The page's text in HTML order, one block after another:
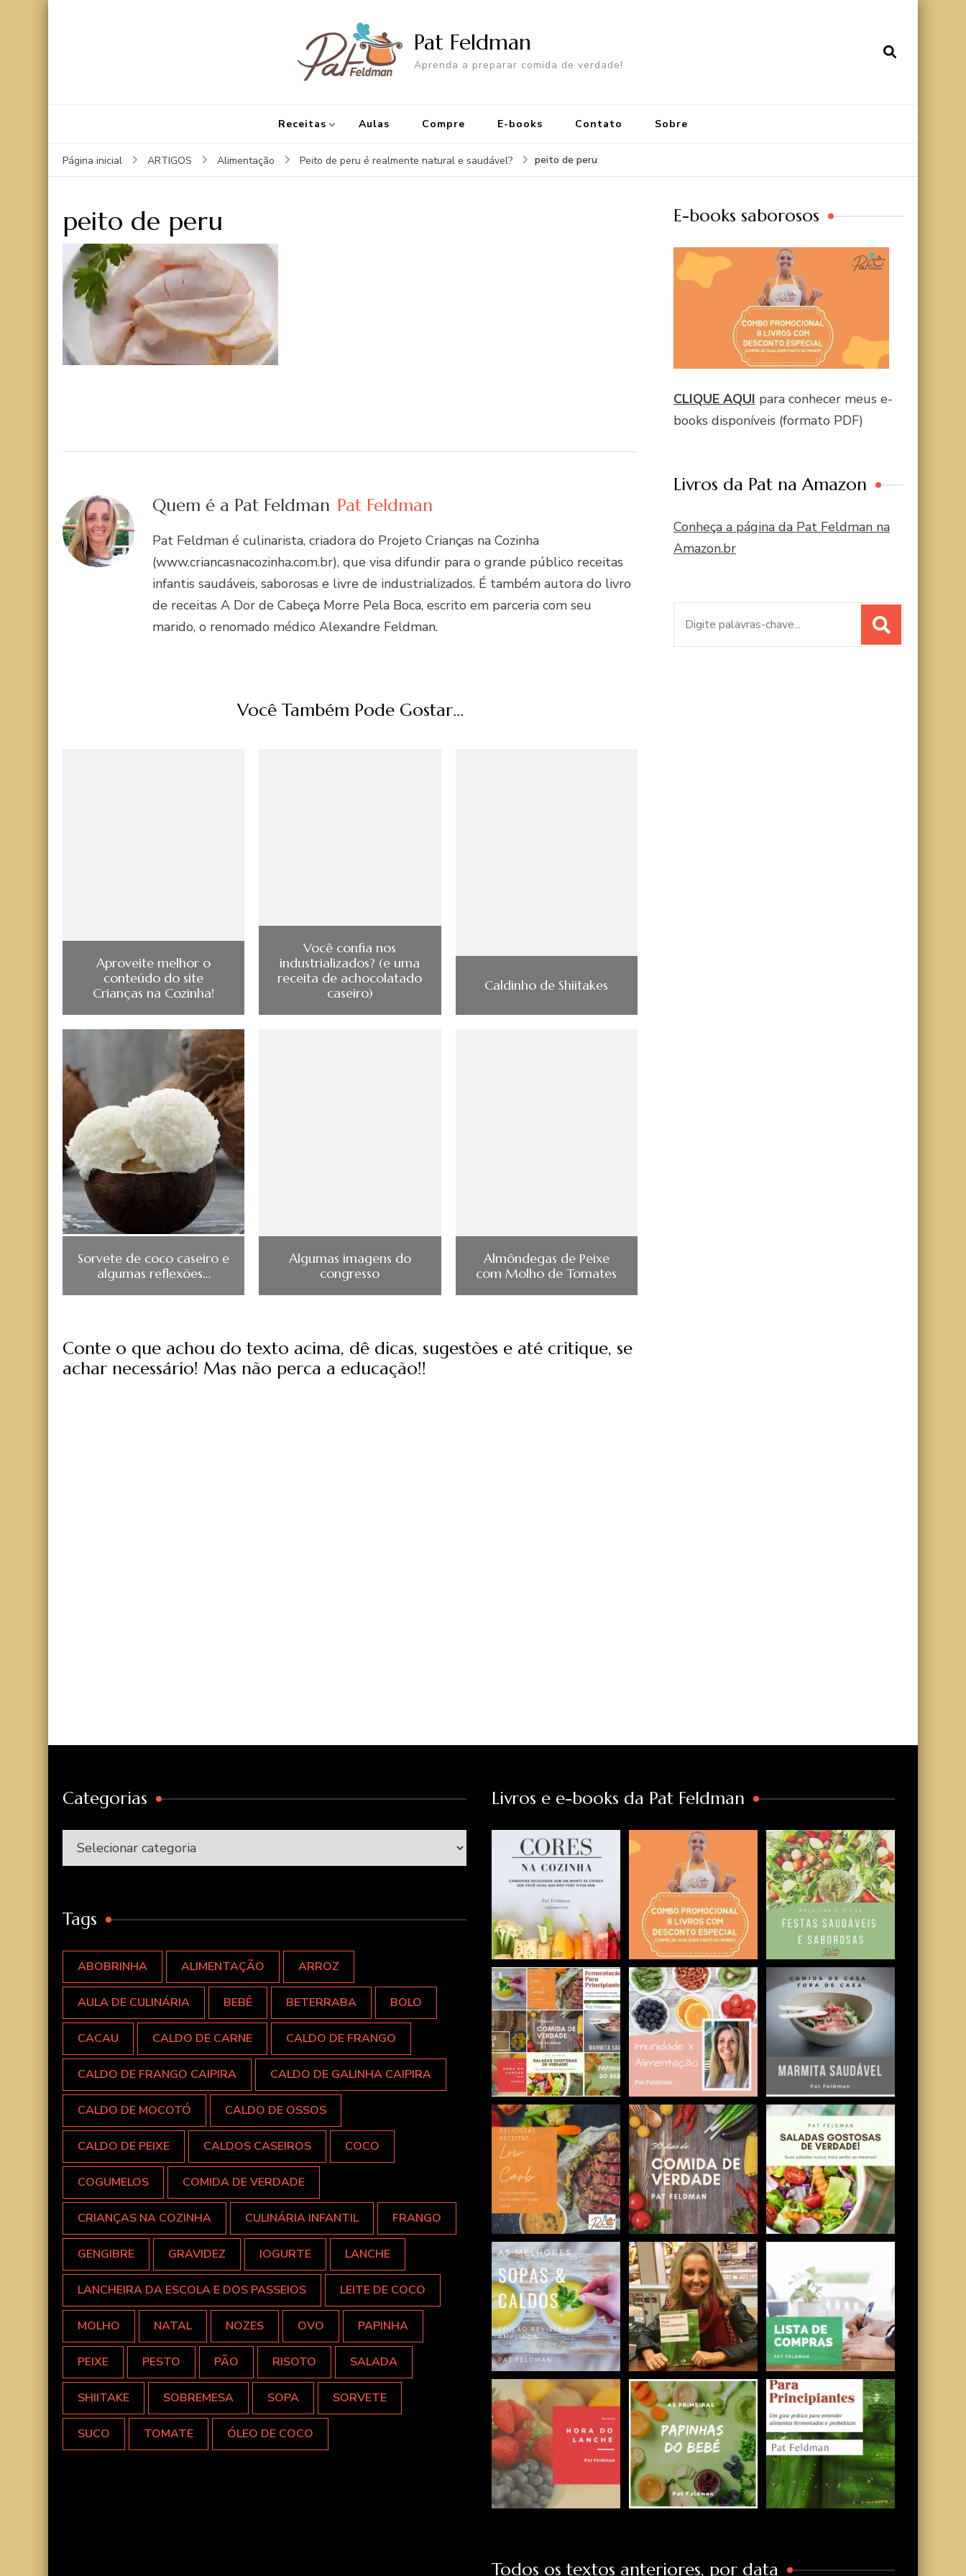
Pat Feldman
Aprenda a preparar comida de verdade!
Receitas Aulas Compre E-books Contato Sobre
Página inicial ARTIGOS Alimentação Peito de peru é realmente natural e saudável? peito de peru
peito de peru
Quem é a Pat Feldman Pat Feldman
Pat Feldman é culinarista, criadora do Projeto Crianças na Cozinha
(www.criancasnacozinha.com.br), que visa difundir para o grande público receitas
infantis saudáveis, saborosas e livre de industrializados. É também autora do livro
de receitas A Dor de Cabeça Morre Pela Boca, escrito em parceria com seu
marido, o renomado médico Alexandre Feldman.
Você Também Pode Gostar...
Aproveite melhor o
conteúdo do site
Crianças na Cozinha!
Você confia nos
industrializados? (e uma
receita de achocolatado
caseiro)
Caldinho de Shiitakes
Sorvete de coco caseiro e
algumas reflexões…
Algumas imagens do
congresso
Almôndegas de Peixe
com Molho de Tomates
Conte o que achou do texto acima, dê dicas, sugestões e até critique, se
achar necessário! Mas não perca a educação!!
E-books saborosos
CLIQUE AQUI para conhecer meus e-
books disponíveis (formato PDF)
Livros da Pat na Amazon
Conheça a página da Pat Feldman na
Amazon.br
Categorias
Categorias
Tags
ABOBRINHA ALIMENTAÇÃO ARROZ
AULA DE CULINÁRIA BEBÊ BETERRABA BOLO
CACAU CALDO DE CARNE CALDO DE FRANGO
CALDO DE FRANGO CAIPIRA CALDO DE GALINHA CAIPIRA
CALDO DE MOCOTÓ CALDO DE OSSOS
CALDO DE PEIXE CALDOS CASEIROS COCO
COGUMELOS COMIDA DE VERDADE
CRIANÇAS NA COZINHA CULINÁRIA INFANTIL FRANGO
GENGIBRE GRAVIDEZ IOGURTE LANCHE
LANCHEIRA DA ESCOLA E DOS PASSEIOS LEITE DE COCO
MOLHO NATAL NOZES OVO PAPINHA
PEIXE PESTO PÃO RISOTO SALADA
SHIITAKE SOBREMESA SOPA SORVETE
SUCO TOMATE ÓLEO DE COCO
Livros e e-books da Pat Feldman
Todos os textos anteriores, por data